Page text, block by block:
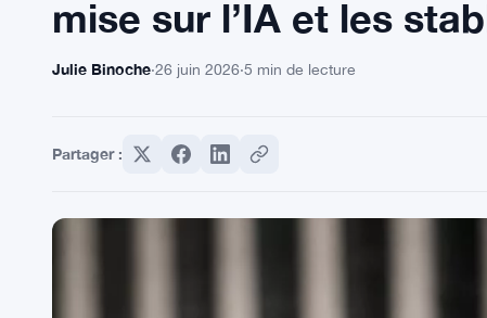
mise sur l’IA et les
Julie Binoche·26 juin 2026·5 min de lecture
Partager :